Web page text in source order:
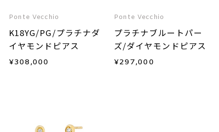
Ponte Vecchio
K18YG/PG/プラチナダ
イヤモンドピアス
¥308,000
Ponte Vecchio
プラチナブルートパー
ズ/ダイヤモンドピアス
¥297,000